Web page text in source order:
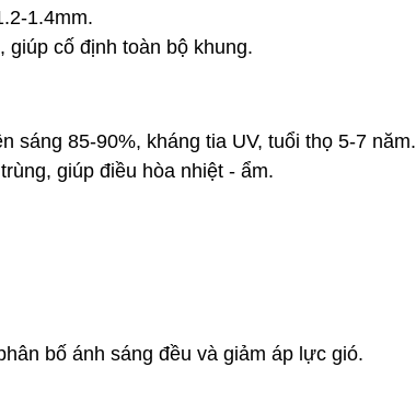
1.4mm.
giúp cố định toàn bộ khung.
sáng 85-90%, kháng tia UV, tuổi thọ 5-7 năm.
giúp điều hòa nhiệt - ẩm.
bố ánh sáng đều và giảm áp lực gió.